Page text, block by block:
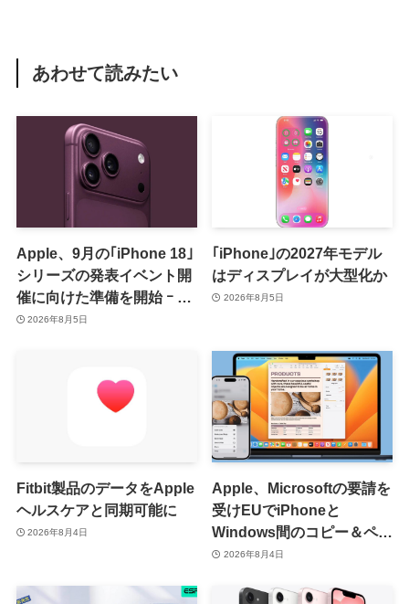
あわせて読みたい
Apple、9月の｢iPhone 18｣
シリーズの発表イベント開
催に向けた準備を開始 ｰ 9
月8日か9月9日に開催見込
2026年8月5日
｢iPhone｣の2027年モデル
はディスプレイが大型化か
2026年8月5日
Fitbit製品のデータをApple
ヘルスケアと同期可能に
2026年8月4日
Apple、Microsoftの要請を
受けEUでiPhoneと
Windows間のコピー＆ペー
スト機能を提供へ
2026年8月4日